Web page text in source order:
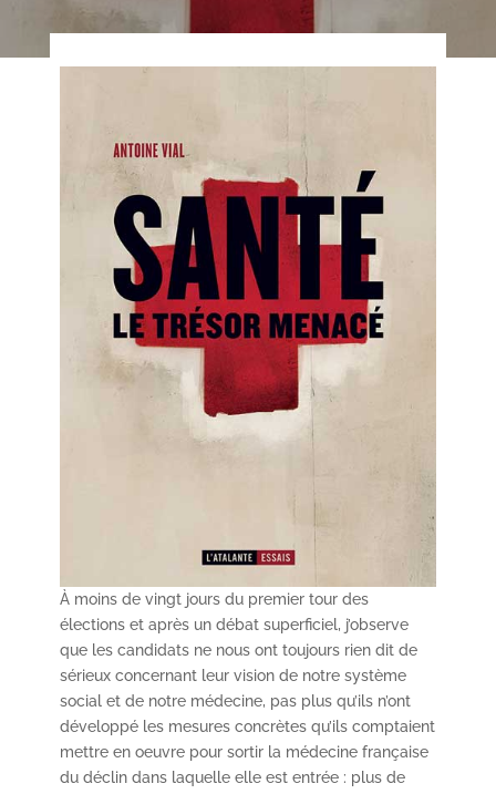
À moins de vingt jours du premier tour des
élections et après un débat superficiel, j’observe
que les candidats ne nous ont toujours rien dit de
sérieux concernant leur vision de notre système
social et de notre médecine, pas plus qu’ils n’ont
développé les mesures concrètes qu’ils comptaient
mettre en oeuvre pour sortir la médecine française
du déclin dans laquelle elle est entrée : plus de